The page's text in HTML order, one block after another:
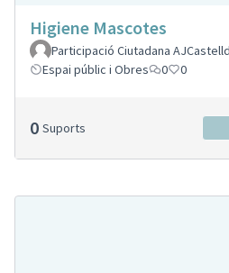
Higiene Mascotes
Participació Ciutadana
Espai públic i Obres
0 0
0 Suports